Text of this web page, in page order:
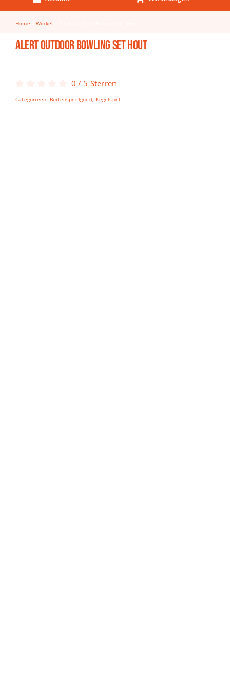
Keuken & Tafelen
Kinderfietsen
Knutselen
Spellen
Home Winkel
Alert Outdoor Bowling Set Hout
0 / 5 Sterren
Categorieën: Buitenspeelgoed, Kegelspel